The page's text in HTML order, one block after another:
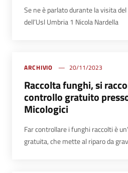
Se ne è parlato durante la visita
dell’Usl Umbria 1 Nicola Nardella
ARCHIVIO 20/11/2023
Raccolta funghi, si
controllo gratuito
Micologici
Far controllare i funghi raccolti è
gratuita, che mette al riparo da